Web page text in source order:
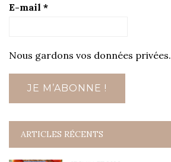
E-mail *
Nous gardons vos données privées.
ARTICLES RÉCENTS